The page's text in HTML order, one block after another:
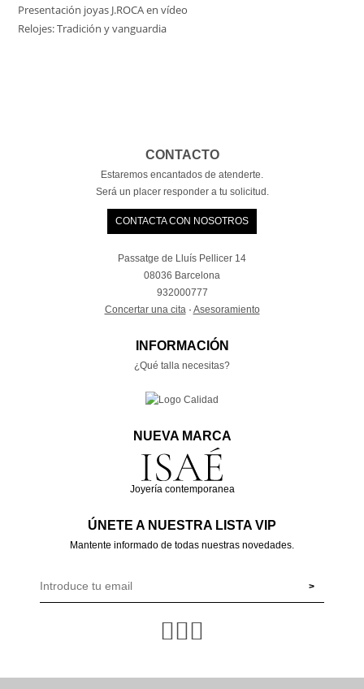
Presentación joyas J.ROCA en vídeo
Relojes: Tradición y vanguardia
CONTACTO
Estaremos encantados de atenderte.
Será un placer responder a tu solicitud.
CONTACTA CON NOSOTROS
Passatge de Lluís Pellicer 14
08036 Barcelona
932000777
Concertar una cita· Asesoramiento
INFORMACIÓN
¿Qué talla necesitas?
NUEVA MARCA
Joyería contemporanea
ÚNETE A NUESTRA LISTA VIP
Mantente informado de todas nuestras novedades.